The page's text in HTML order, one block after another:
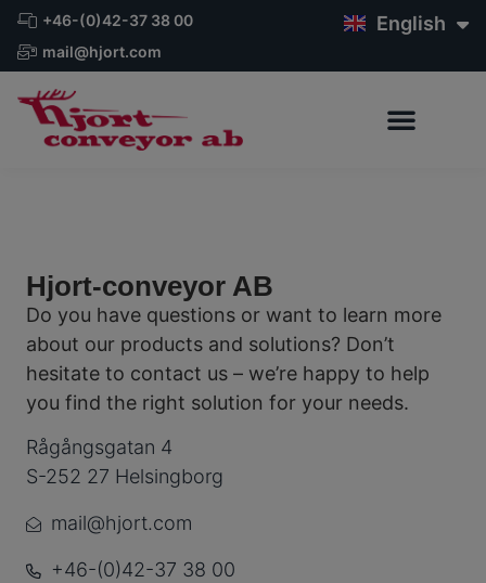
+46-(0)42-37 38 00
mail@hjort.com
English
Deutsch
Hjort-conveyor AB
Do you have questions or want to learn more
about our products and solutions? Don’t
hesitate to contact us – we’re happy to help
you find the right solution for your needs.
Rågångsgatan 4
S-252 27 Helsingborg
mail@hjort.com
+46-(0)42-37 38 00